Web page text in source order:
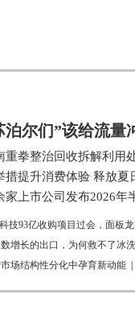
泊尔们”该给流量
重拳整治回收拆解利用
措提升消费体验 释放夏
家上市公司发布2026年
技93亿收购项目过会，面板
增长的出口，为何救不了冰
场结构性分化中孕育新动能